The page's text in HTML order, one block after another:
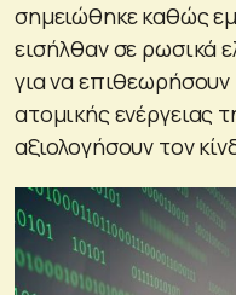
σημειώθηκε καθώς
εισήλθαν σε ρωσικά
για να
ατομικής ενέργειας
αξιολογήσουν τον